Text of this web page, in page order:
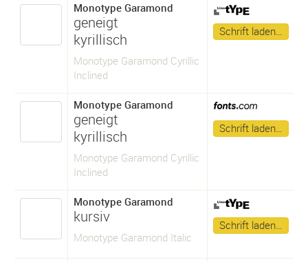
Monotype Garamond
geneigt
kyrillisch
Monotype Garamond Cyrillic
Inclined
Schrift laden…
Monotype Garamond
geneigt
kyrillisch
Monotype Garamond Cyrillic
Inclined
Schrift laden…
Monotype Garamond
kursiv
Monotype Garamond Italic
Schrift laden…